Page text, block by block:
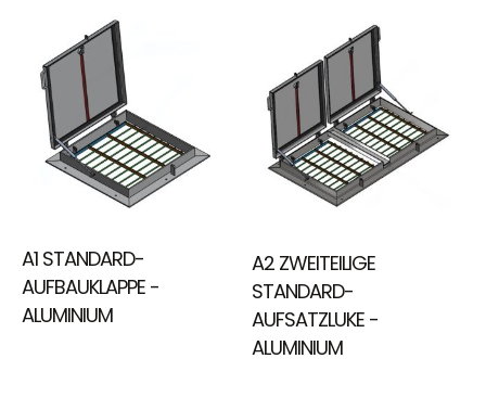
A1 STANDARD-
AUFBAUKLAPPE -
ALUMINIUM
A2 ZWEITEILIGE
STANDARD-
AUFSATZLUKE -
ALUMINIUM